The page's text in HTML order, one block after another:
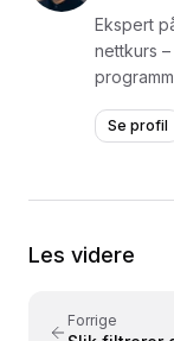
Ekspert
nettkurs
Media og
2015.
og
Se profil
Les videre
Forrige